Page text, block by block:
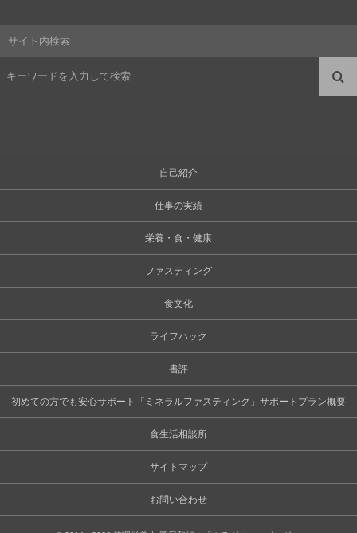
サイト内検索
自己紹介
仕事の実績
栄養・食・健康
ファスティング
食文化
ライフハック
書評
初めての方でも安心サポート「ミネラルファスティング」サポートプラン概要
食生活相談所
サイトマップ
お問い合わせ